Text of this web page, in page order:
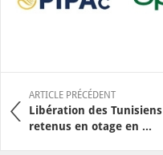
ARTICLE PRÉCÉDENT
Libération des Tunisiens
retenus en otage en ...